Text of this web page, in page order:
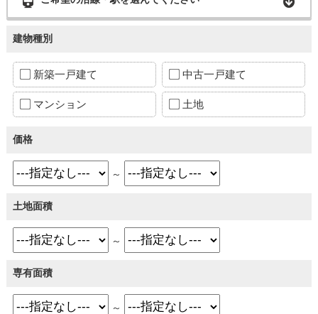
建物種別
新築一戸建て 中古一戸建て
マンション 土地
価格
～
土地面積
～
専有面積
～